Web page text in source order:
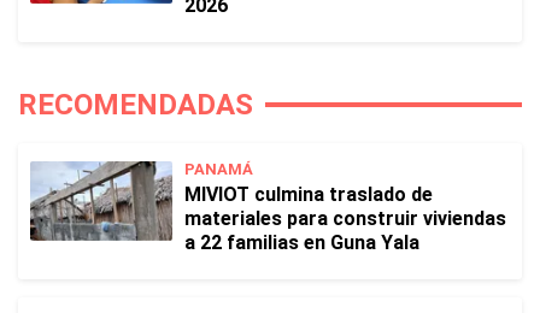
2026
RECOMENDADAS
PANAMÁ
MIVIOT culmina traslado de
materiales para construir viviendas
a 22 familias en Guna Yala